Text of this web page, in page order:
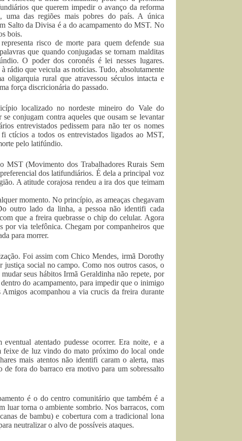
que querem impedir o avanço da reforma
uma das regiões mais pobres do país. A única
Salto da Divisa é a do acampamento do MST. No
bois.
risco de morte para quem defende sua
que quando conjugadas se tornam malditas
O poder dos coronéis é lei nesses lugares.
rádio que veicula as notícias. Tudo, absolutamente
oligarquia rural que atravessou séculos intacta e
força discricionária do passado.
localizado no nordeste mineiro do Vale do
conjugam contra aqueles que ousam se levantar
entrevistados pedissem para não ter os nomes
ctícios a todos os entrevistados ligados ao MST,
pelo latifúndio.
MST (Movimento dos Trabalhadores Rurais Sem
dos latifundiários. É dela a principal voz
A atitude corajosa rendeu a ira dos que teimam
momento. No princípio, as ameaças chegavam
outro lado da linha, a pessoa não identifi cada
que a freira quebrasse o chip do celular. Agora
por via telefônica. Chegam por companheiros que
para morrer.
Foi assim com Chico Mendes, irmã Dorothy
social no campo. Como nos outros casos, o
seus hábitos Irmã Geraldinha não repete, por
do acampamento, para impedir que o inimigo
acompanhou a via crucis da freira durante
atentado pudesse ocorrer. Era noite, e a
feixe de luz vindo do mato próximo do local onde
mais atentos não identifi caram o alerta, mas
fora do barraco era motivo para um sobressalto
é o do centro comunitário que também é a
luar torna o ambiente sombrio. Nos barracos, com
de bambu) e cobertura com a tradicional lona
neutralizar o alvo de possíveis ataques.